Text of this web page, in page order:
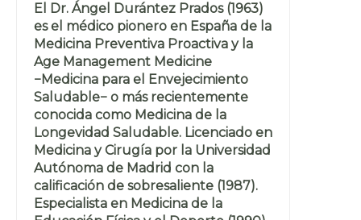
El Dr. Ángel Durántez Prados (1963)
es el médico pionero en España de la
Medicina Preventiva Proactiva y la
Age Management Medicine
−Medicina para el Envejecimiento
Saludable− o más recientemente
conocida como Medicina de la
Longevidad Saludable. Licenciado en
Medicina y Cirugía por la Universidad
Autónoma de Madrid con la
calificación de sobresaliente (1987).
Especialista en Medicina de la